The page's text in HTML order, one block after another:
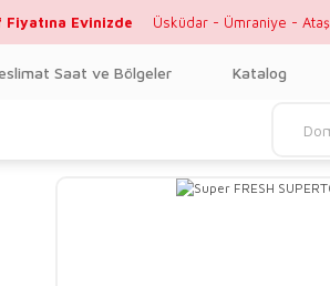
Fiyatına Evinizde Üsküdar - Ümraniye -
Saat ve Bölgeler Katalog